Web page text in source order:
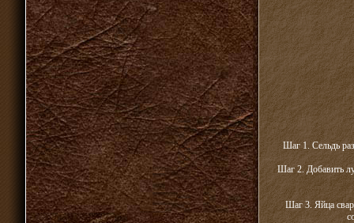
Шаг 1. Сельдь
Шаг 2. Добавить
Шаг 3. Яйца